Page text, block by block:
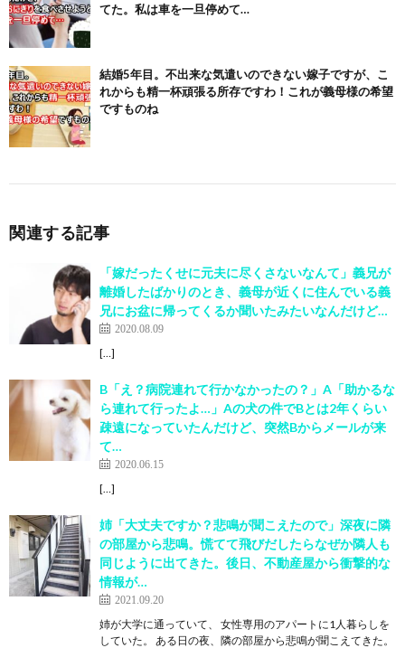
てた。私は車を一旦停めて…
結婚5年目。不出来な気遣いのできない嫁子ですが、こ
れからも精一杯頑張る所存ですわ！これが義母様の希望
ですものね
関連する記事
「嫁だったくせに元夫に尽くさないなんて」義兄が
離婚したばかりのとき、義母が近くに住んでいる義
兄にお盆に帰ってくるか聞いたみたいなんだけど…
2020.08.09
[…]
B「え？病院連れて行かなかったの？」A「助かるな
ら連れて行ったよ…」Aの犬の件でBとは2年くらい
疎遠になっていたんだけど、突然Bからメールが来
て…
2020.06.15
[…]
姉「大丈夫ですか？悲鳴が聞こえたので」深夜に隣
の部屋から悲鳴。慌てて飛びだしたらなぜか隣人も
同じように出てきた。後日、不動産屋から衝撃的な
情報が…
2021.09.20
姉が大学に通っていて、 女性専用のアパートに1人暮らしを
していた。 ある日の夜、隣の部屋から悲鳴が聞こえてきた。